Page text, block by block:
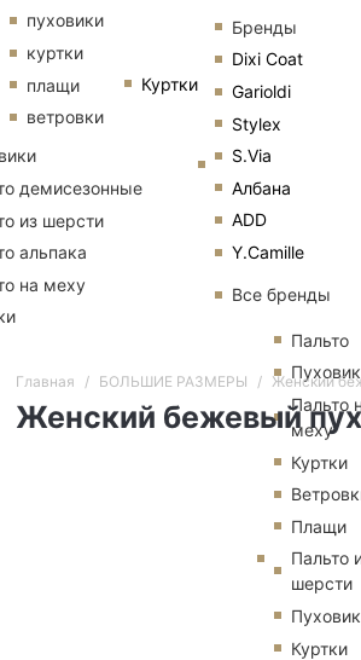
Куртки
Бренды
Dixi Coat
Garioldi
Stylex
S.Via
Албана
ADD
Y.Camille
Все бренды
Пальто
Пальто
меху
Куртки
Плащи
Пальто
шерсти
Куртки
пуховики
куртки
плащи
ветровки
демисезонные
из шерсти
альпака
на меху
Главная БОЛЬШИЕ РАЗМЕРЫ Женский
Женский бежевый